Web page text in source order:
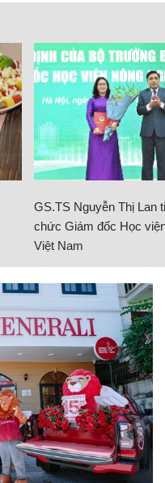
GS.TS Nguyễn Thị Lan
chức Giám đốc Học
Việt Nam